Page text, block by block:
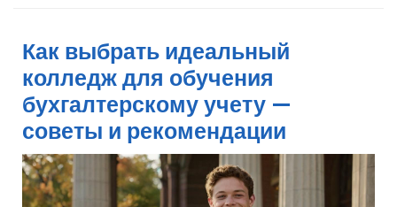
Как выбрать идеальный
колледж для обучения
бухгалтерскому учету —
советы и рекомендации